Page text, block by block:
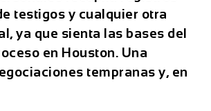
testigos y cualquier otra
ya que sienta las bases del
en Houston. Una
tempranas y, en